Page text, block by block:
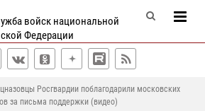
войск национальной
Федерации
Росгвардии поблагодарили московских
за письма поддержки (видео)